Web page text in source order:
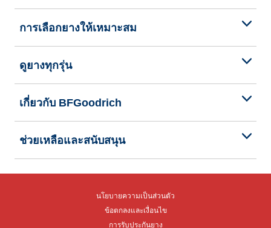
การเลือกยางให้เหมาะสม
ดูยางทุกรุ่น
เกี่ยวกับ BFGoodrich
ช่วยเหลือและสนับสนุน
นโยบายความเป็นส่วนตัว
ข้อตกลงและเงื่อนไข
การรับประกันยาง